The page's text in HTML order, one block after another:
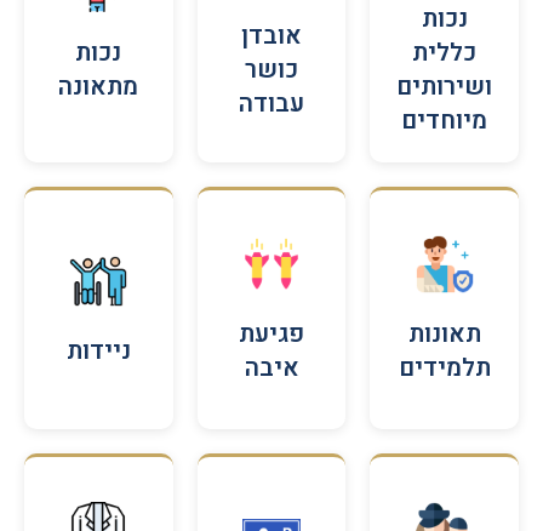
נכות
כללית
ושירותים
מיוחדים
אובדן
כושר
עבודה
נכות
מתאונה
תאונות
תלמידים
פגיעת
איבה
ניידות